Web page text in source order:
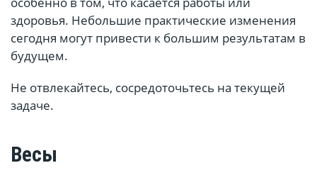
здоровья. Небольшие практические изменения
сегодня могут привести к большим результатам в
будущем.
Не отвлекайтесь, сосредоточьтесь на текущей
задаче.
Весы